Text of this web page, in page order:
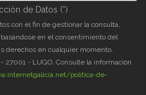
de Datos (*)
de Datos (*)
con el fin de gestionar la consulta,
en el consentimiento del
derechos en cualquier momento,
27001 - LUGO. Consulte la información
política-de-